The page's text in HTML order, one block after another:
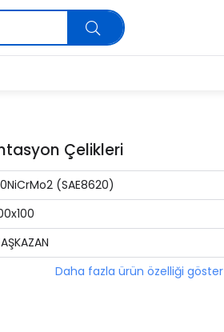
Çelikleri
(SAE8620)
Daha fazla ürün özelliği göster